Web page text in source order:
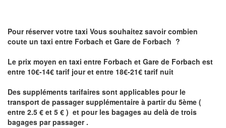
Pour réserver votre taxi Vous souhaitez savoircombien
coute un taxi entre Forbach et Gare de Forbach ?
Le prix moyen en taxi entre Forbach et Gare de Forbach est
entre 10€-14€ tarif jour et entre 18€-21€ tarif nuit
Des suppléments tarifaires sont applicables pour le
transport de passager supplémentaire à partir du 5ème (
entre 2.5 € et 5 € ) et pour les bagages au delà de trois
bagages par passager .